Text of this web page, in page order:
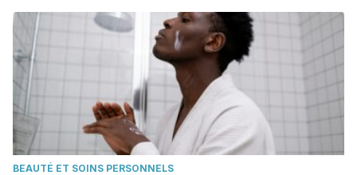
BEAUTÉ ET SOINS PERSONNELS